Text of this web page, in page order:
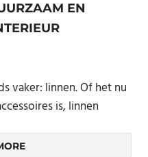
EN
vaker: linnen. Of het nu
is, linnen